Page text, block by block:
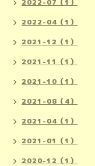
2022-07（1）
2022-04（1）
2021-12（1）
2021-11（1）
2021-10（1）
2021-08（4）
2021-04（1）
2021-01（1）
2020-12（1）